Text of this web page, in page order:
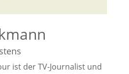
ist der TV-Journalist und